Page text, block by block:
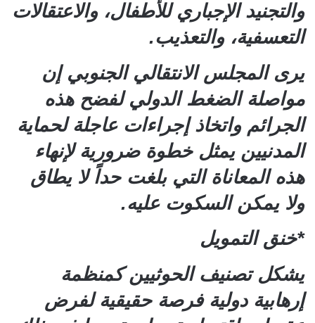
والتجنيد الإجباري للأطفال، والاعتقالات
التعسفية، والتعذيب.
يرى المجلس الانتقالي الجنوبي إن
مواصلة الضغط الدولي لفضح هذه
الجرائم واتخاذ إجراءات عاجلة لحماية
المدنيين يمثل خطوة ضرورية لإنهاء
هذه المعاناة التي بلغت حداً لا يطاق
ولا يمكن السكوت عليه.
*خنق التمويل
يشكل تصنيف الحوثيين كمنظمة
إرهابية دولية فرصة حقيقية لفرض